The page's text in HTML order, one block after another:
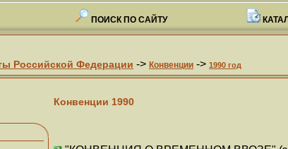
ПОИСК ПО САЙТУ
Российской Федерации -> Конвенции -> 1990 год
Конвенции 1990